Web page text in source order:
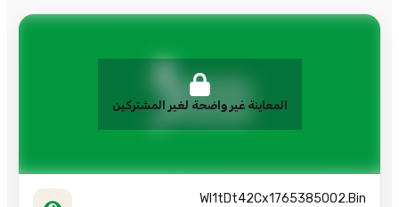
المعاينة غير واضحة لغير المشتركين
WI1tDt42Cx1765385002.bin